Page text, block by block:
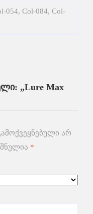
054, Col-084, Col-
„Lure Max
არ
*